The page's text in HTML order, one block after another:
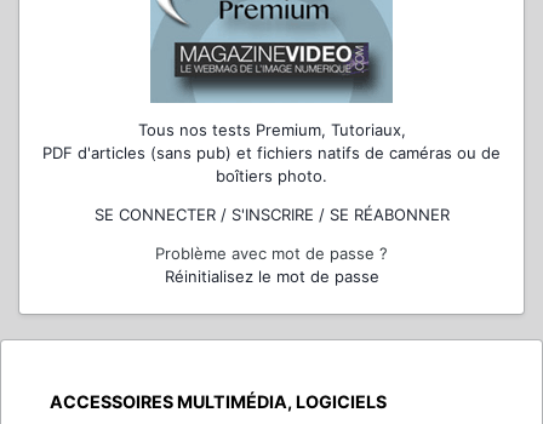
Tous nos tests Premium, Tutoriaux,
PDF d'articles (sans pub) et fichiers natifs de caméras ou de
boîtiers photo.
SE CONNECTER / S'INSCRIRE / SE RÉABONNER
Problème avec mot de passe ?
Réinitialisez le mot de passe
ACCESSOIRES MULTIMÉDIA, LOGICIELS